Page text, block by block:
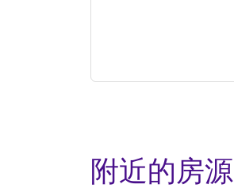
附近的房源